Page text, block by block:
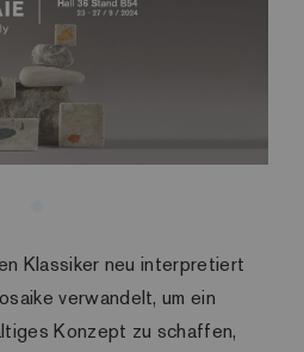
Klassiker neu interpretiert
verwandelt, um ein
Konzept zu schaffen,